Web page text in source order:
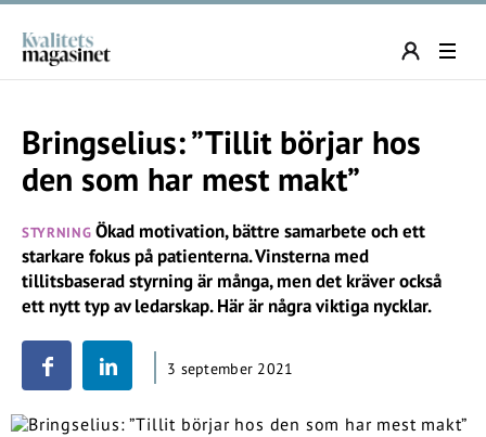
Bringselius: ”Tillit börjar hos
den som har mest makt”
STYRNING Ökad motivation, bättre samarbete och ett
starkare fokus på patienterna. Vinsterna med
tillitsbaserad styrning är många, men det kräver också
ett nytt typ av ledarskap. Här är några viktiga nycklar.
3 september 2021